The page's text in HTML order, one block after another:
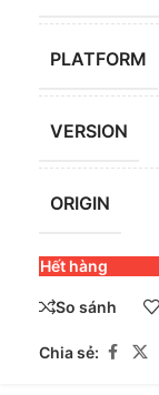
PLATFORM
VERSION
ORIGIN
Hết hàng
So sánh
Chia sẻ: